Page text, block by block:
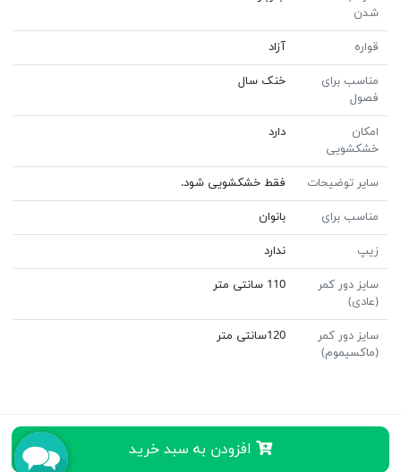
افزودن به سبد خرید
شدن
قواره آزاد
مناسب برای
فصول
خنک سال
امکان
خشکشویی
دارد
سایر توضیحات فقط خشکشویی شود.
مناسب برای بانوان
زیپ ندارد
سایز دور کمر
(عادی)
110 سانتی متر
سایز دور کمر
(ماکسیموم)
120سانتی متر